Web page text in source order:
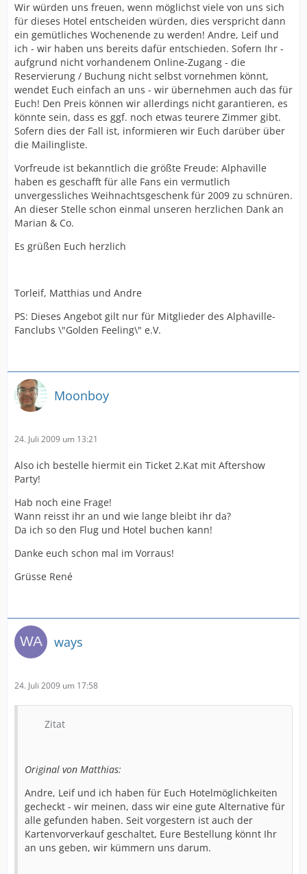
Wir würden uns freuen, wenn möglichst viele von uns sich
für dieses Hotel entscheiden würden, dies verspricht dann
ein gemütliches Wochenende zu werden! Andre, Leif und
ich - wir haben uns bereits dafür entschieden. Sofern Ihr -
aufgrund nicht vorhandenem Online-Zugang - die
Reservierung / Buchung nicht selbst vornehmen könnt,
wendet Euch einfach an uns - wir übernehmen auch das für
Euch! Den Preis können wir allerdings nicht garantieren, es
könnte sein, dass es ggf. noch etwas teurere Zimmer gibt.
Sofern dies der Fall ist, informieren wir Euch darüber über
die Mailingliste.
Vorfreude ist bekanntlich die größte Freude: Alphaville
haben es geschafft für alle Fans ein vermutlich
unvergessliches Weihnachtsgeschenk für 2009 zu schnüren.
An dieser Stelle schon einmal unseren herzlichen Dank an
Marian & Co.
Es grüßen Euch herzlich
Torleif, Matthias und Andre
PS: Dieses Angebot gilt nur für Mitglieder des Alphaville-
Fanclubs \"Golden Feeling\" e.V.
Moonboy
24. Juli 2009 um 13:21
Also ich bestelle hiermit ein Ticket 2.Kat mit Aftershow
Party!
Hab noch eine Frage!
Wann reisst ihr an und wie lange bleibt ihr da?
Da ich so den Flug und Hotel buchen kann!
Danke euch schon mal im Vorraus!
Grüsse René
ways
24. Juli 2009 um 17:58
Zitat
Original von Matthias:
Andre, Leif und ich haben für Euch Hotelmöglichkeiten
gecheckt - wir meinen, dass wir eine gute Alternative für
alle gefunden haben. Seit vorgestern ist auch der
Kartenvorverkauf geschaltet, Eure Bestellung könnt Ihr
an uns geben, wir kümmern uns darum.